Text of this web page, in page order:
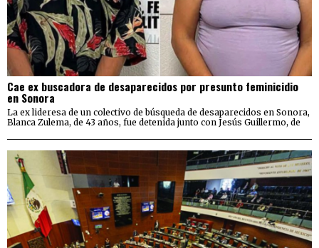
Cae ex buscadora de desaparecidos por presunto feminicidio
en Sonora
La ex lideresa de un colectivo de búsqueda de desaparecidos en Sonora,
Blanca Zulema, de 43 años, fue detenida junto con Jesús Guillermo, de